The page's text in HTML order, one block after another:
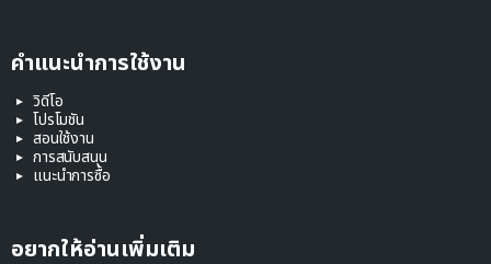
คำแนะนำการใช้งาน
วิดีโอ
โปรโมชัน
สอนใช้งาน
การสนับสนุน
แนะนำการซื้อ
อยากให้อ่านเพิ่มเติม